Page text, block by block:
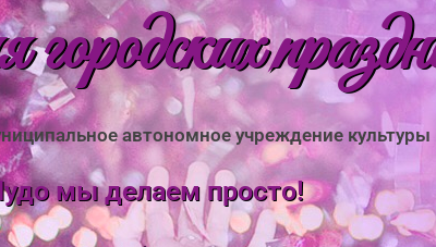
автономное учреждение культуры
мы делаем просто!